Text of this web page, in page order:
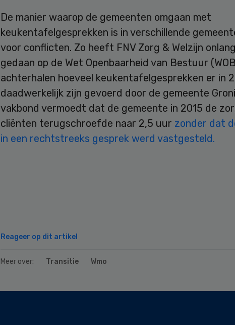
De manier waarop de gemeenten omgaan met
keukentafelgesprekken is in verschillende
voor conflicten. Zo heeft FNV Zorg & Welzijn
gedaan op de Wet Openbaarheid van Bestuur
achterhalen hoeveel keukentafelgesprekken er in
daadwerkelijk zijn gevoerd door de gemeente
vakbond vermoedt dat de gemeente in 2015 de
cliënten terugschroefde naar 2,5 uur zonder dat
in een rechtstreeks gesprek werd vastgesteld.
Reageer op dit artikel
Meer over: Transitie Wmo